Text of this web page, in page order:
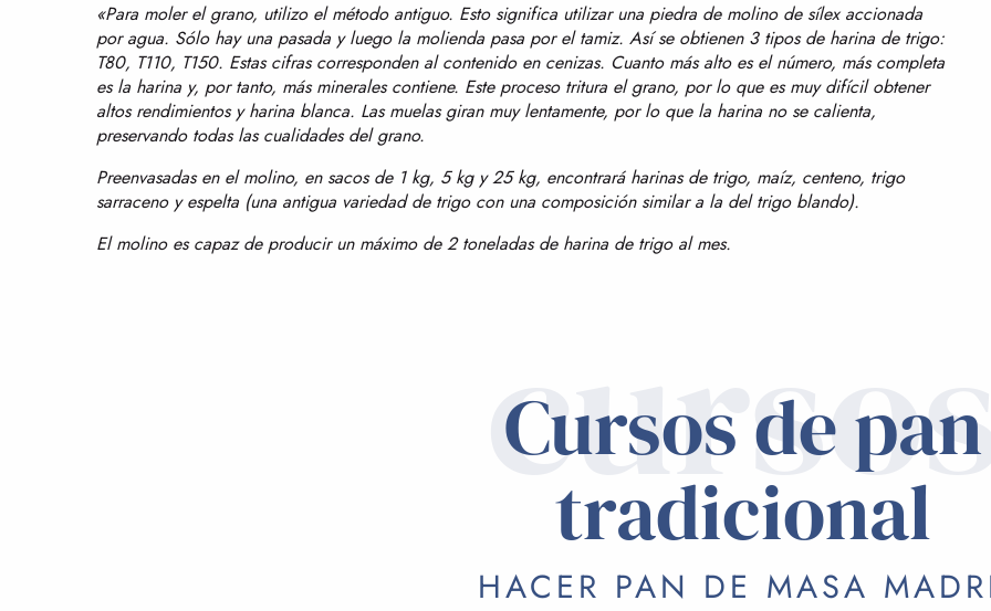
«Para moler el grano, utilizo el método antiguo. Esto significa utilizar una piedra de molino de sílex accionada
por agua. Sólo hay una pasada y luego la molienda pasa por el tamiz. Así se obtienen 3 tipos de harina de trigo:
T80, T110, T150. Estas cifras corresponden al contenido en cenizas. Cuanto más alto es el número, más completa
es la harina y, por tanto, más minerales contiene. Este proceso tritura el grano, por lo que es muy difícil obtener
altos rendimientos y harina blanca. Las muelas giran muy lentamente, por lo que la harina no se calienta,
preservando todas las cualidades del grano.
Preenvasadas en el molino, en sacos de 1 kg, 5 kg y 25 kg, encontrará harinas de trigo, maíz, centeno, trigo
sarraceno y espelta (una antigua variedad de trigo con una composición similar a la del trigo blando).
El molino es capaz de producir un máximo de 2 toneladas de harina de trigo al mes.
Cursos de pan
tradicional
HACER PAN DE MASA